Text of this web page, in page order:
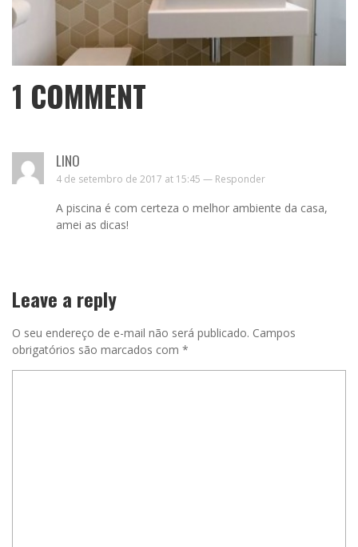
1 COMMENT
LINO
4 de setembro de 2017 at 15:45 — Responder
A piscina é com certeza o melhor ambiente da casa,
amei as dicas!
Leave a reply
O seu endereço de e-mail não será publicado. Campos
obrigatórios são marcados com *